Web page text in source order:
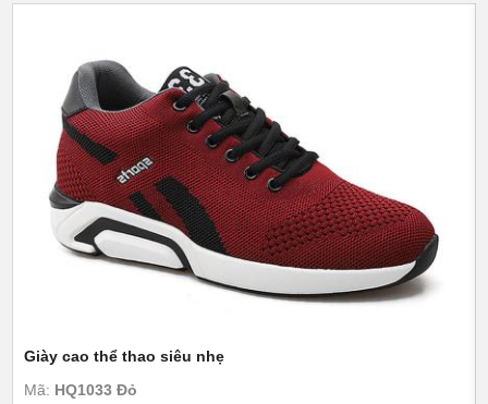
Giày cao thể thao siêu nhẹ
Mã: HQ1033 Đỏ